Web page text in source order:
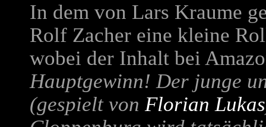
In dem von Lars Kraume
Rolf Zacher eine kleine
wobei der Inhalt bei
Hauptgewinn! Der junge
(gespielt von Florian Lukas